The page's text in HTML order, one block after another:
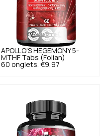
APOLLO'S HEGEMONY 5-
MTHF Tabs (Folian)
60 onglets. €9,97